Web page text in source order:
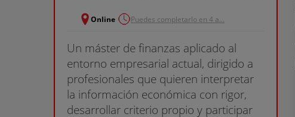
Online Puedes completarlo en 4 a...
Un máster de finanzas aplicado al
entorno empresarial actual, dirigido a
profesionales que quieren interpretar
la información económica con rigor,
desarrollar criterio propio y participar